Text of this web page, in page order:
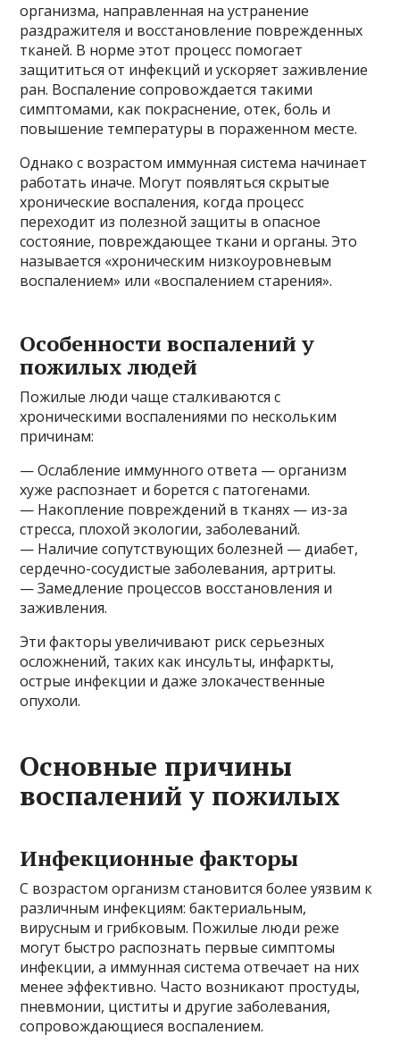
организма, направленная на устранение
раздражителя и восстановление поврежденных
тканей. В норме этот процесс помогает
защититься от инфекций и ускоряет заживление
ран. Воспаление сопровождается такими
симптомами, как покраснение, отек, боль и
повышение температуры в пораженном месте.
Однако с возрастом иммунная система начинает
работать иначе. Могут появляться скрытые
хронические воспаления, когда процесс
переходит из полезной защиты в опасное
состояние, повреждающее ткани и органы. Это
называется «хроническим низкоуровневым
воспалением» или «воспалением старения».
Особенности воспалений у
пожилых людей
Пожилые люди чаще сталкиваются с
хроническими воспалениями по нескольким
причинам:
— Ослабление иммунного ответа — организм
хуже распознает и борется с патогенами.
— Накопление повреждений в тканях — из-за
стресса, плохой экологии, заболеваний.
— Наличие сопутствующих болезней — диабет,
сердечно-сосудистые заболевания, артриты.
— Замедление процессов восстановления и
заживления.
Эти факторы увеличивают риск серьезных
осложнений, таких как инсульты, инфаркты,
острые инфекции и даже злокачественные
опухоли.
Основные причины
воспалений у пожилых
Инфекционные факторы
С возрастом организм становится более уязвим к
различным инфекциям: бактериальным,
вирусным и грибковым. Пожилые люди реже
могут быстро распознать первые симптомы
инфекции, а иммунная система отвечает на них
менее эффективно. Часто возникают простуды,
пневмонии, циститы и другие заболевания,
сопровождающиеся воспалением.